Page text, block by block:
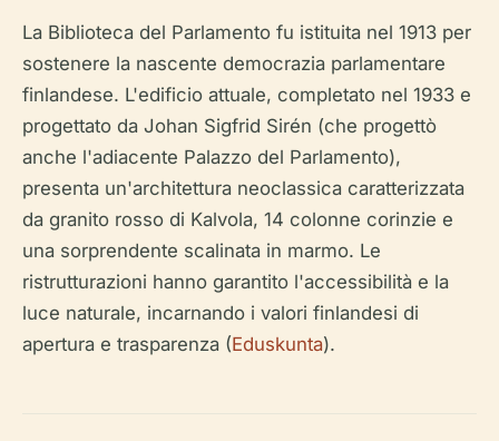
La Biblioteca del Parlamento fu istituita nel 1913 per
sostenere la nascente democrazia parlamentare
finlandese. L'edificio attuale, completato nel 1933 e
progettato da Johan Sigfrid Sirén (che progettò
anche l'adiacente Palazzo del Parlamento),
presenta un'architettura neoclassica caratterizzata
da granito rosso di Kalvola, 14 colonne corinzie e
una sorprendente scalinata in marmo. Le
ristrutturazioni hanno garantito l'accessibilità e la
luce naturale, incarnando i valori finlandesi di
apertura e trasparenza (Eduskunta).